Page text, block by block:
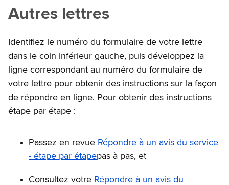
Autres lettres
Identifiez le numéro du formulaire de votre lettre
dans le coin inférieur gauche, puis développez la
ligne correspondant au numéro du formulaire de
votre lettre pour obtenir des instructions sur la façon
de répondre en ligne. Pour obtenir des instructions
étape par étape :
Passez en revue Répondre à un avis du service
- étape par étapepas à pas, et
Consultez votre Répondre à un avis du